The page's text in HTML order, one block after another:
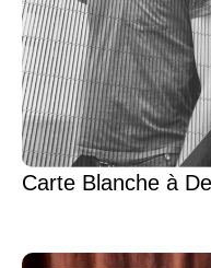
Carte Blanche à